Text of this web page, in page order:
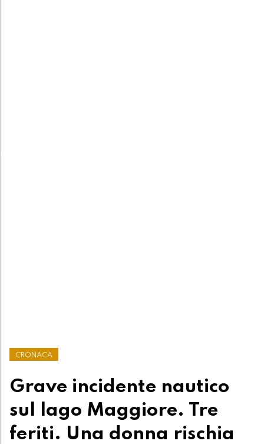
CRONACA
Grave incidente nautico
sul lago Maggiore. Tre
feriti. Una donna rischia